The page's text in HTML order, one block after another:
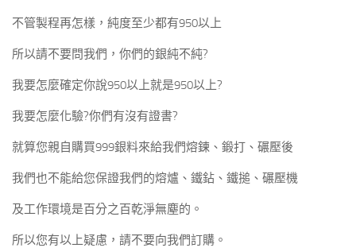
不管製程再怎樣，純度至少都有950以上
所以請不要問我們，你們的銀純不純?
我要怎麼確定你說950以上就是950以上?
我要怎麼化驗?你們有沒有證書?
就算您親自購買999銀料來給我們熔鍊、鍛打、碾壓後
我們也不能給您保證我們的熔爐、鐵鉆、鐵搥、碾壓機
及工作環境是百分之百乾淨無塵的。
所以您有以上疑慮，請不要向我們訂購。